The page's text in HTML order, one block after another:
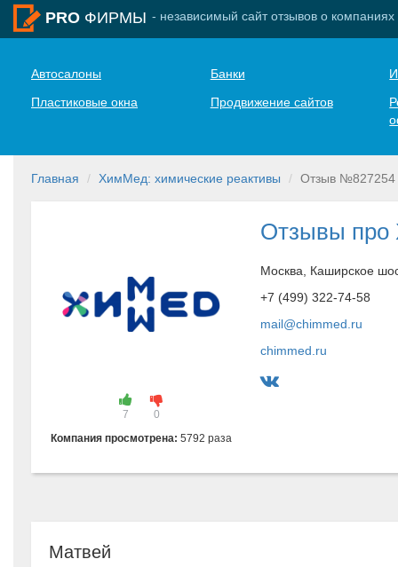
PRO ФИРМЫ - независимый сайт отзывов о компаниях
Автосалоны Банки
Пластиковые окна
Продвижение сайтов
Главная ХимМед: химические реактивы Отзыв №827254
7
0
Компания просмотрена:5792 раза
Отзывы
Москва, Каширское
+7 (499) 322-74-58
mail@chimmed.ru
chimmed.ru
Матвей